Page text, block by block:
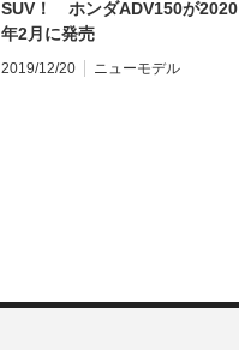
SUV！ ホンダADV150が2020
年2月に発売
2019/12/20 ニューモデル